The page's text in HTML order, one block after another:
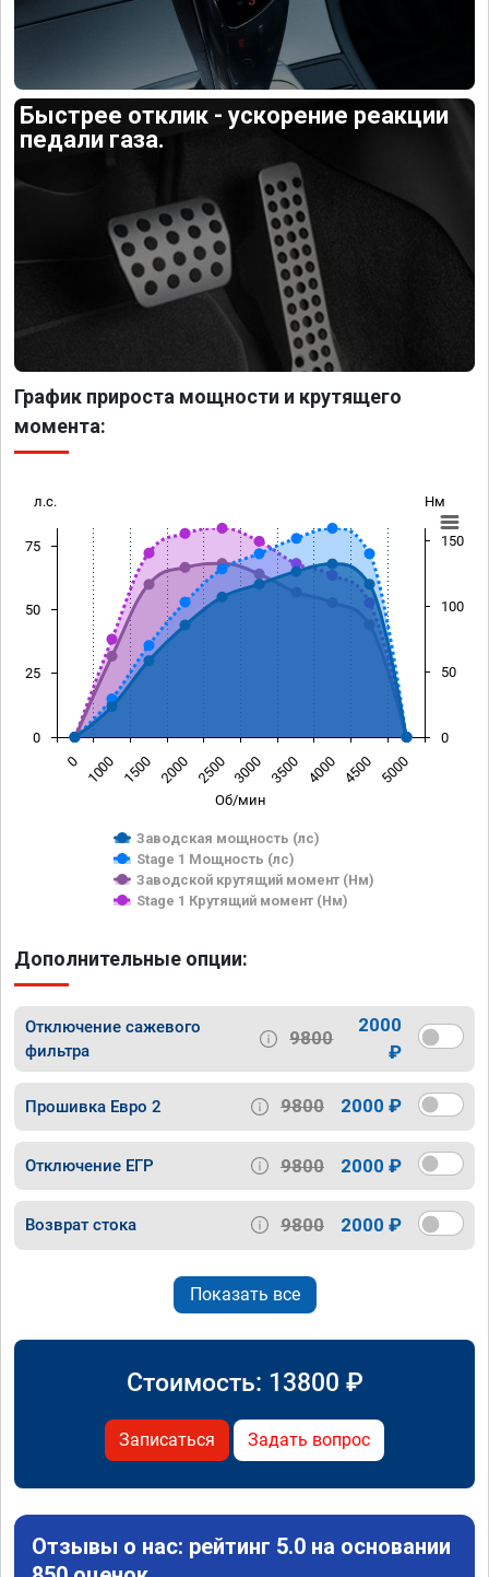
Быстрее отклик - ускорение реакции
педали газа.
График прироста мощности и крутящего
момента:
Об/мин
л.с. Нм
Заводская мощность (лс)
Stage 1 Мощность (лс)
Заводской крутящий момент (Нм)
Stage 1 Крутящий момент (Нм)
0 1000 1500 2000 2500 3000 3500 4000 4500 5000
0
25
50
75
0
50
100
150
Дополнительные опции:
Отключение сажевого
фильтра
9800
2000
₽
Прошивка Евро 2 9800 2000 ₽
Отключение ЕГР 9800 2000 ₽
Возврат стока 9800 2000 ₽
Показать все
Стоимость: 13800 ₽
Записаться Задать вопрос
Отзывы о нас: рейтинг 5.0 на основании